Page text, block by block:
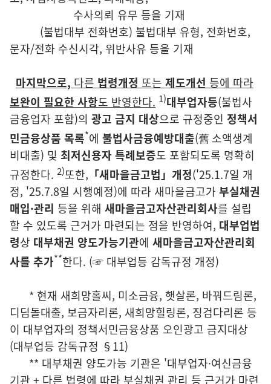
수사의뢰 유무 등을 기재
(불법대부 전화번호) 불법대부 유형, 전화번호,
문자/전화 수신시각, 위반사유 등을 기재
마지막으로, 다른 법령개정 또는 제도개선 등에 따라
보완이 필요한 사항도 반영한다. 1)대부업자등(불법사
금융업자 포함)의 광고 금지 대상으로 규정중인 정책서
민금융상품 목록*에 불법사금융예방대출(舊 소액생계
비대출) 및 최저신용자 특례보증도 포함되도록 명확히
규정한다. 2)또한, 「새마을금고법」 개정('25.1.7일 개
정, '25.7.8일 시행예정)에 따라 새마을금고가 부실채권
매입·관리 등을 위해 새마을금고자산관리회사를 설립
할 수 있도록 근거가 마련되는 점을 반영하여, 대부업법
령상 대부채권 양도가능기관에 새마을금고자산관리회
사를 추가**한다. (☞ 대부업등 감독규정 개정)
* 현재 새희망홀씨, 미소금융, 햇살론, 바꿔드림론,
디딤돌대출, 보금자리론, 새희망힐링론, 징검다리론 등
이 대부업자의 정책서민금융상품 오인광고 금지대상
(대부업등 감독규정 §11)
** 대부채권 양도가능 기관은 '대부업자·여신금융
기관 + 다른 법령에 따라 부실채권 관리 등 근거가 마련